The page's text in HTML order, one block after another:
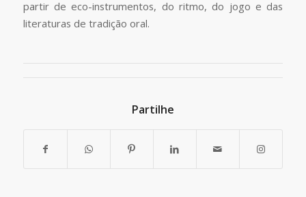
partir de eco-instrumentos, do ritmo, do jogo e das
literaturas de tradição oral.
Partilhe